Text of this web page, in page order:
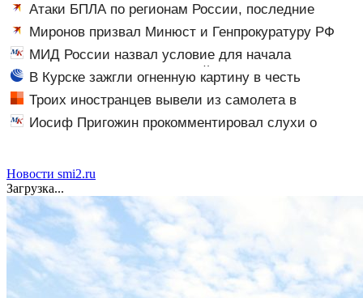
Атаки БПЛА по регионам России, последние
новости на 7 августа 2026: последствия, атаки на
склады Wildberries, состояние пострадавших
Миронов призвал Минюст и Генпрокуратуру РФ
изучить деятельность партии Яблоко
МИД России назвал условие для начала
переговоров о мире с Украиной
В Курске зажгли огненную картину в честь
годовщины вторжения ВСУ в регион
Троих иностранцев вывели из самолета в
Екатеринбурге после кражи денег у пассажира —
вылет задержали
Иосиф Пригожин прокомментировал слухи о
Новости smi2.ru
Загрузка...